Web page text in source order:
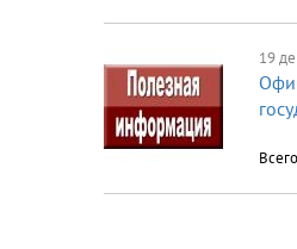
19